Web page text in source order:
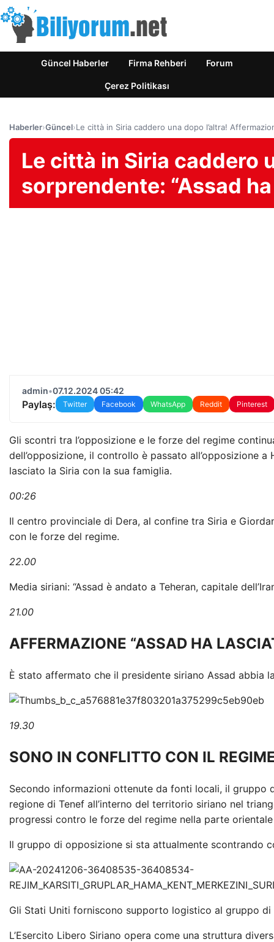
Güncel Haberler Firma Rehberi Forum
Çerez Politikası
Haberler›Güncel›Le città in Siria caddero una dopo l’altra!
Le città in Siria caddero
sorprendente: “Assad
admin•07.12.2024 05:42
Paylaş: Twitter Facebook WhatsApp Reddit Pinterest
Gli scontri tra l’opposizione e le forze del regime
dell’opposizione, il controllo è passato all’opposizione
lasciato la Siria con la sua famiglia.
00:26
Il centro provinciale di Dera, al confine tra Siria e
con le forze del regime.
22.00
Media siriani: “Assad è andato a Teheran, capitale
21.00
AFFERMAZIONE “ASSAD HA
È stato affermato che il presidente siriano Assad abbia
19.30
SONO IN CONFLITTO CON IL
Secondo informazioni ottenute da fonti locali, il gruppo
regione di Tenef all’interno del territorio siriano nel
progressi contro le forze del regime nella parte
Il gruppo di opposizione si sta attualmente scontrando
Gli Stati Uniti forniscono supporto logistico al gruppo di
L’Esercito Libero Siriano opera come una struttura